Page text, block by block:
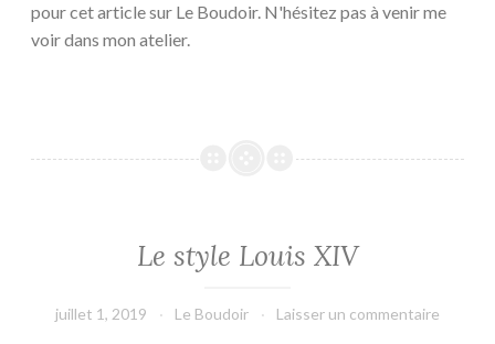
pour cet article sur Le Boudoir. N'hésitez pas à venir me
voir dans mon atelier.
Le style Louis XIV
juillet 1, 2019 Le Boudoir Laisser un commentaire